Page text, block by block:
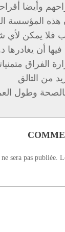
وأيضا
هذه المؤسسة
فلا يمكن
أن يغادرها
الفراق
من التالق
وطول
sera pas publiée.